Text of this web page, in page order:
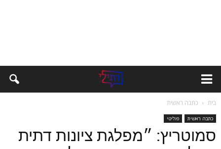
בית כתבה ראשית
כתבה ראשית פוליטי
סמוטריץ: ״מפלגת ציונות דתית